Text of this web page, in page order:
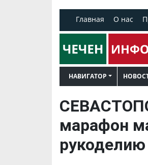
Главная О нас
НАВИГАТОР
марафон
рукоделию